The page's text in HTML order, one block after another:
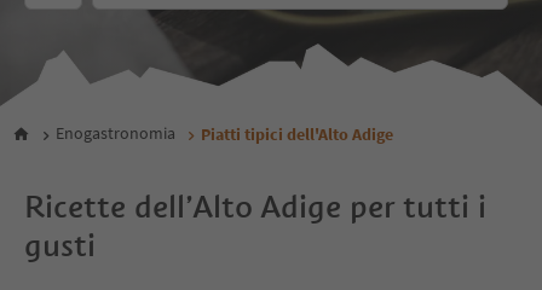
Enogastronomia Piatti tipici dell'Alto Adige
Ricette dell’Alto Adige per tutti i
gusti